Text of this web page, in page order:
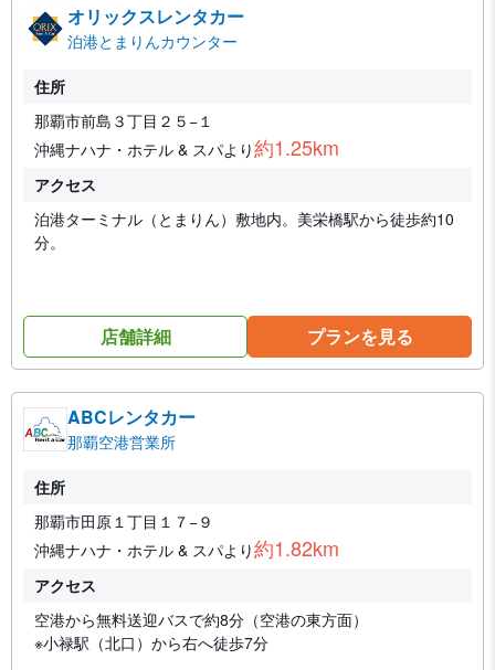
オリックスレンタカー
泊港とまりんカウンター
住所
那覇市前島３丁目２５−１
沖縄ナハナ・ホテル & スパより約1.25km
アクセス
泊港ターミナル（とまりん）敷地内。美栄橋駅から徒歩約10
分。
店舗詳細 プランを見る
ABCレンタカー
那覇空港営業所
住所
那覇市田原１丁目１７−９
沖縄ナハナ・ホテル & スパより約1.82km
アクセス
空港から無料送迎バスで約8分（空港の東方面）
※小禄駅（北口）から右へ徒歩7分